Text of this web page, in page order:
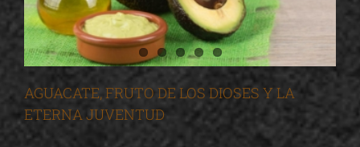
AGUACATE, FRUTO DE LOS DIOSES Y LA
ETERNA JUVENTUD